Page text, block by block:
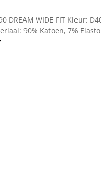
DREAM WIDE FIT Kleur:
90% Katoen, 7%